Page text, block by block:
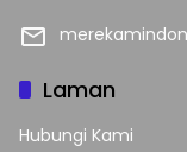
Laman
Hubungi Kami